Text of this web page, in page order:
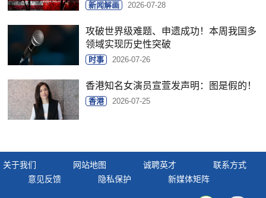
新闻解画 2026-07-28
攻破世界级难题、申遗成功！本周我国多
领域实现历史性突破
时事 2026-07-26
香港知名女演员宣萱发声明：图是假的！
香港 2026-07-25
关于我们 网站地图 诚聘英才
联系方式
意见反馈
隐私保护 新媒体矩阵